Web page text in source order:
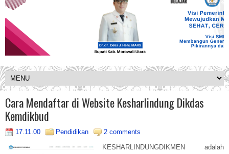
Cara Mendaftar di Website Kesharlindung Dikdas
Kemdikbud
17.11.00 Pendidikan
2 comments
KESHARLINDUNGDIKMEN adalah